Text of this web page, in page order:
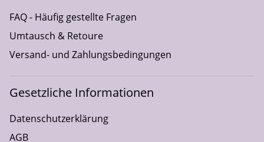
FAQ - Häufig gestellte Fragen
Umtausch & Retoure
Versand- und Zahlungsbedingungen
Gesetzliche Informationen
Datenschutzerklärung
AGB